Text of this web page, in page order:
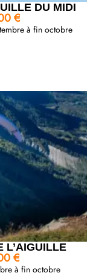
DU MIDI
€
à fin octobre
L’AIGUILLE
€
à fin octobre